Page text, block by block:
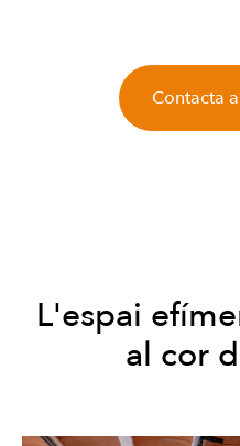
Contacta
L'espai
al cor